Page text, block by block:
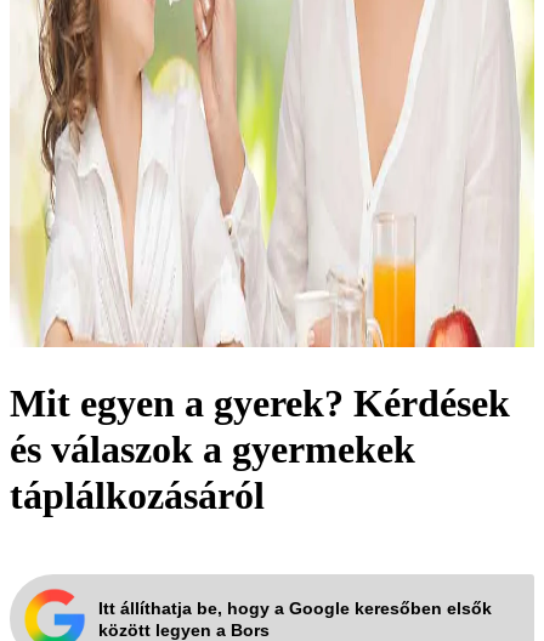
Mit egyen a gyerek? Kérdések
és válaszok a gyermekek
táplálkozásáról
Itt állíthatja be, hogy a Google keresőben elsők
között legyen a Bors